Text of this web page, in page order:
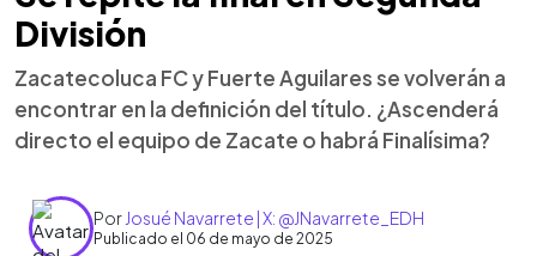
División
Zacatecoluca FC y Fuerte Aguilares se volverán a
encontrar en la definición del título. ¿Ascenderá
directo el equipo de Zacate o habrá Finalísima?
Por Josué Navarrete | X: @JNavarrete_EDH
Publicado el 06 de mayo de 2025